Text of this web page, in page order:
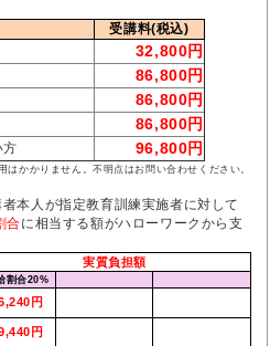
受講料(税込)
32,800円
86,800円
86,800円
86,800円
方 96,800円
はかかりません。不明点はお問い合わせください。
本人が指定教育訓練実施者に対して
合に相当する額がハローワークから支
実質負担額
割合20%
円
円